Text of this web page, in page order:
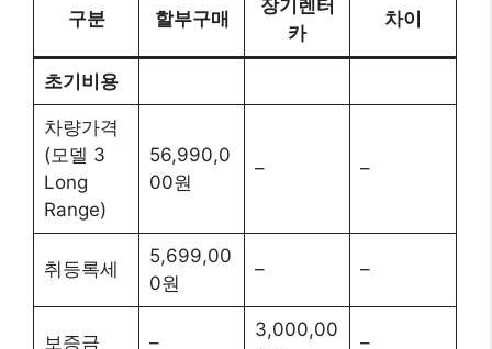
구분 할부구매
장기렌터
카
차이
초기비용
차량가격
(모델 3
Long
Range)
56,990,0
00원
– –
취등록세
5,699,00
0원
– –
보증금 –
3,000,00
–